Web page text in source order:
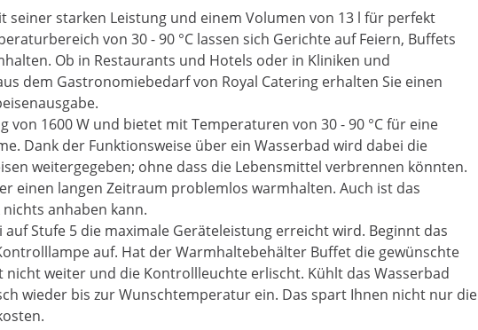
seiner starken Leistung und einem Volumen von 13 l für perfekt
von 30 - 90 °C lassen sich Gerichte auf Feiern, Buffets
Ob in Restaurants und Hotels oder in Kliniken und
dem Gastronomiebedarf von Royal Catering erhalten Sie einen
von 1600 W und bietet mit Temperaturen von 30 - 90 °C für eine
Dank der Funktionsweise über ein Wasserbad wird dabei die
weitergegeben; ohne dass die Lebensmittel verbrennen könnten.
einen langen Zeitraum problemlos warmhalten. Auch ist das
anhaben kann.
Stufe 5 die maximale Geräteleistung erreicht wird. Beginnt das
auf. Hat der Warmhaltebehälter Buffet die gewünschte
weiter und die Kontrollleuchte erlischt. Kühlt das Wasserbad
wieder bis zur Wunschtemperatur ein. Das spart Ihnen nicht nur die